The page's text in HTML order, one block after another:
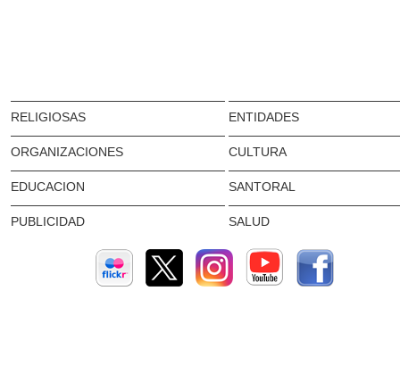
RELIGIOSAS ENTIDADES
ORGANIZACIONES CULTURA
EDUCACION SANTORAL
PUBLICIDAD SALUD